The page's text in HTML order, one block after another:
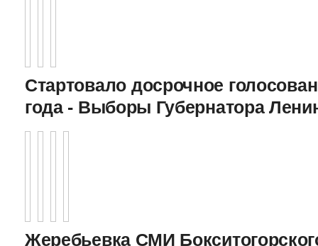
Стартовало досрочное
года - Выборы Губернатора
Жеребьевка СМИ